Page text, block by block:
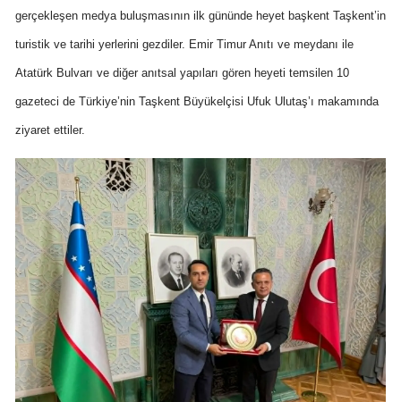
gerçekleşen medya buluşmasının ilk gününde heyet başkent Taşkent’in
turistik ve tarihi yerlerini gezdiler. Emir Timur Anıtı ve meydanı ile
Atatürk Bulvarı ve diğer anıtsal yapıları gören heyeti temsilen 10
gazeteci de Türkiye’nin Taşkent Büyükelçisi Ufuk Ulutaş’ı makamında
ziyaret ettiler.